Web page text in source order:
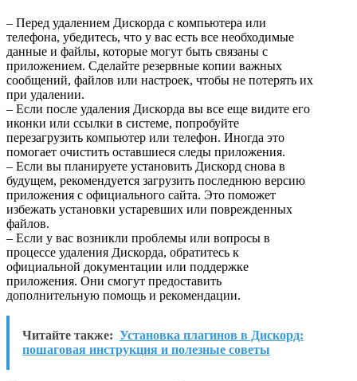
– Перед удалением Дискорда с компьютера или
телефона, убедитесь, что у вас есть все необходимые
данные и файлы, которые могут быть связаны с
приложением. Сделайте резервные копии важных
сообщений, файлов или настроек, чтобы не потерять их
при удалении.
– Если после удаления Дискорда вы все еще видите его
иконки или ссылки в системе, попробуйте
перезагрузить компьютер или телефон. Иногда это
помогает очистить оставшиеся следы приложения.
– Если вы планируете установить Дискорд снова в
будущем, рекомендуется загрузить последнюю версию
приложения с официального сайта. Это поможет
избежать установки устаревших или поврежденных
файлов.
– Если у вас возникли проблемы или вопросы в
процессе удаления Дискорда, обратитесь к
официальной документации или поддержке
приложения. Они смогут предоставить
дополнительную помощь и рекомендации.
Читайте также: Установка плагинов в Дискорд:
пошаговая инструкция и полезные советы